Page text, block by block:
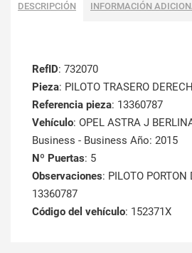
DESCRIPCIÓN INFORMACIÓN
RefID: 732070
Pieza: PILOTO TRASERO
Referencia pieza: 13360787
Vehículo: OPEL ASTRA J
Business - Business Año: 2015
Nº Puertas: 5
Observaciones: PILOTO PORTON
13360787
Código del vehículo: 152371X